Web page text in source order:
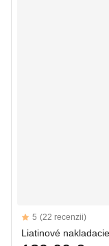
Reviews
5 out of 5 stars
5 (22 recenzii)
Liatinové